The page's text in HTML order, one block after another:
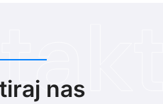
nas